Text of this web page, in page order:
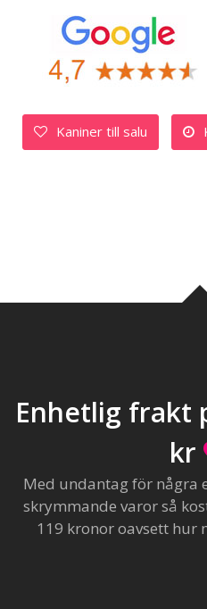
Kaniner till salu
Enhetlig frakt
kr
Med undantag för några
skrymmande varor så
119 kronor oavsett hur